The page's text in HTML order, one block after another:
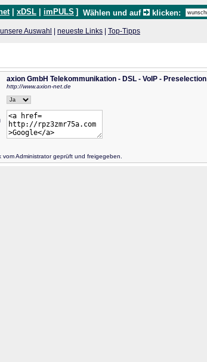
xDSL imPULS ] Wählen und auf klicken:
unsere Auswahl neueste Links Top-Tipps
axion GmbH Telekommunikation - DSL - VoIP - Preselection
http://www.axion-net.de
Administrator geprüft und freigegeben.